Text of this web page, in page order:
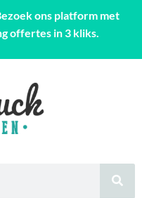
ons platform met
offertes in 3 kliks.